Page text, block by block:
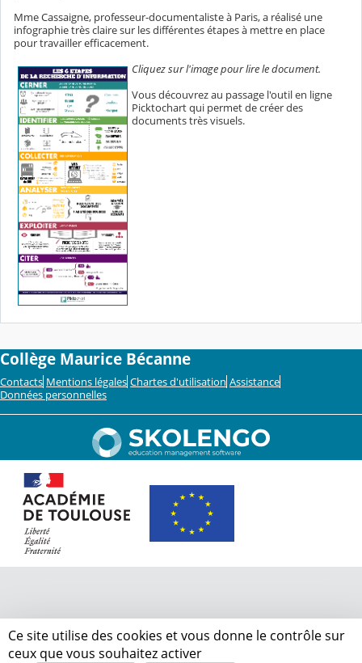
Mme Cassaigne, professeur-documentaliste à Paris, a réalisé une
infographie très claire sur les différentes étapes à mettre en place
pour travailler efficacement.
Cliquez sur l'image pour lire le document.
Vous découvrez au passage l'outil en ligne
Picktochart qui permet de créer des
documents très visuels.
Collège Maurice Bécanne
Contacts Mentions légales Chartes d'utilisation Assistance
Données personnelles
Ce site utilise des cookies et vous donne le contrôle sur
ceux que vous souhaitez activer